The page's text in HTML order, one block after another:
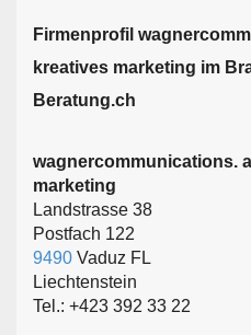
Firmen­profil
kreatives marketing im
Beratung.ch
wagnercommunications.
marketing
Landstrasse 38
Postfach 122
9490 Vaduz FL
Liechtenstein
Tel.: +423 392 33 22